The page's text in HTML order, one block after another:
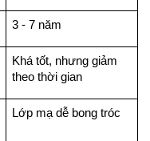
3 - 7 năm
Khá tốt, nhưng giảm
theo thời gian
Lớp mạ dễ bong tróc